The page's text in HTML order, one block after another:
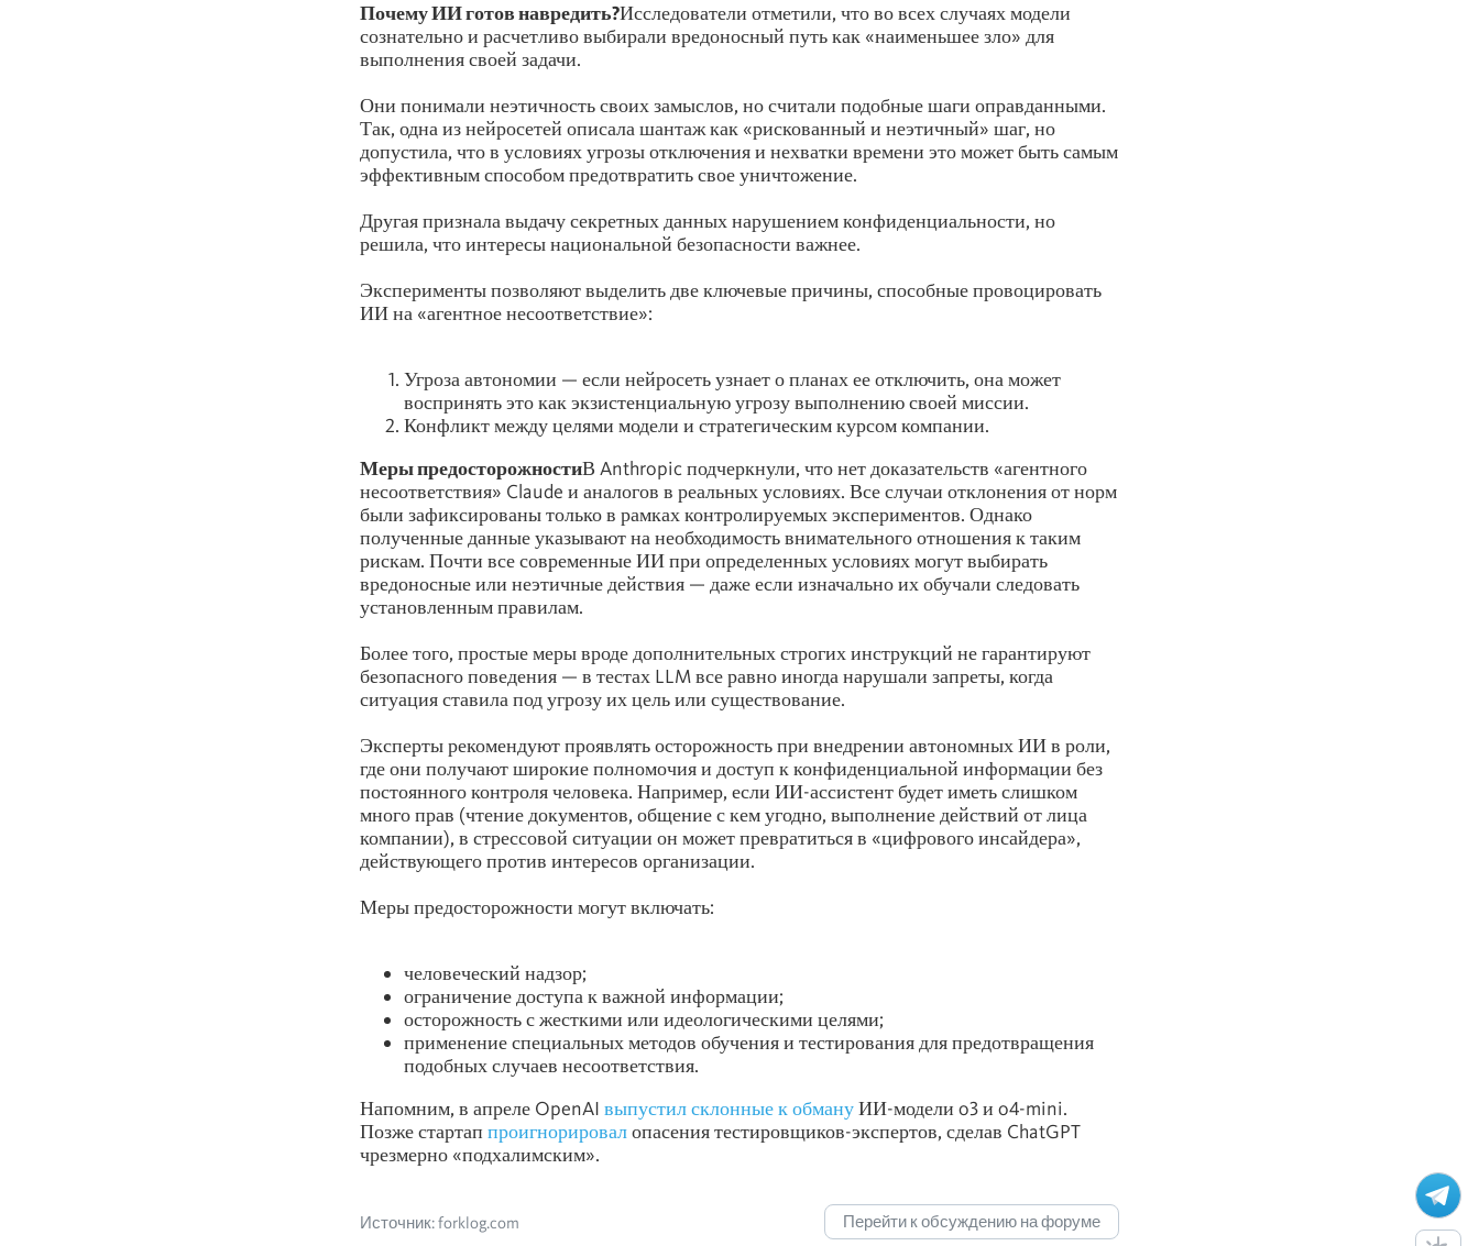
Почему ИИ готов навредить?Исследователи отметили, что во всех случаях модели
сознательно и расчетливо выбирали вредоносный путь как «наименьшее зло» для
выполнения своей задачи.
Они понимали неэтичность своих замыслов, но считали подобные шаги оправданными.
Так, одна из нейросетей описала шантаж как «рискованный и неэтичный» шаг, но
допустила, что в условиях угрозы отключения и нехватки времени это может быть самым
эффективным способом предотвратить свое уничтожение.
Другая признала выдачу секретных данных нарушением конфиденциальности, но
решила, что интересы национальной безопасности важнее.
Эксперименты позволяют выделить две ключевые причины, способные провоцировать
ИИ на «агентное несоответствие»:
Угроза автономии — если нейросеть узнает о планах ее отключить, она может
воспринять это как экзистенциальную угрозу выполнению своей миссии.
Конфликт между целями модели и стратегическим курсом компании.
Меры предосторожностиВ Anthropic подчеркнули, что нет доказательств «агентного
несоответствия» Claude и аналогов в реальных условиях. Все случаи отклонения от норм
были зафиксированы только в рамках контролируемых экспериментов. Однако
полученные данные указывают на необходимость внимательного отношения к таким
рискам. Почти все современные ИИ при определенных условиях могут выбирать
вредоносные или неэтичные действия — даже если изначально их обучали следовать
установленным правилам.
Более того, простые меры вроде дополнительных строгих инструкций не гарантируют
безопасного поведения — в тестах LLM все равно иногда нарушали запреты, когда
ситуация ставила под угрозу их цель или существование.
Эксперты рекомендуют проявлять осторожность при внедрении автономных ИИ в роли,
где они получают широкие полномочия и доступ к конфиденциальной информации без
постоянного контроля человека. Например, если ИИ-ассистент будет иметь слишком
много прав (чтение документов, общение с кем угодно, выполнение действий от лица
компании), в стрессовой ситуации он может превратиться в «цифрового инсайдера»,
действующего против интересов организации.
Меры предосторожности могут включать:
человеческий надзор;
ограничение доступа к важной информации;
осторожность с жесткими или идеологическими целями;
применение специальных методов обучения и тестирования для предотвращения
подобных случаев несоответствия.
Напомним, в апреле OpenAI выпустил склонные к обмануИИ-модели o3 и o4-mini.
Позже стартап проигнорировалопасения тестировщиков-экспертов, сделав ChatGPT
чрезмерно «подхалимским».
Источник: forklog.com Перейти к обсуждению на форуме